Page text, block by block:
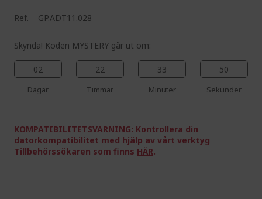
Ref. GP.ADT11.028
Skynda! Koden MYSTERY går ut om:
02
Dagar
22
Timmar
33
Minuter
49
Sekunder
KOMPATIBILITETSVARNING: Kontrollera din
datorkompatibilitet med hjälp av vårt verktyg
Tillbehörssökaren som finns HÄR.